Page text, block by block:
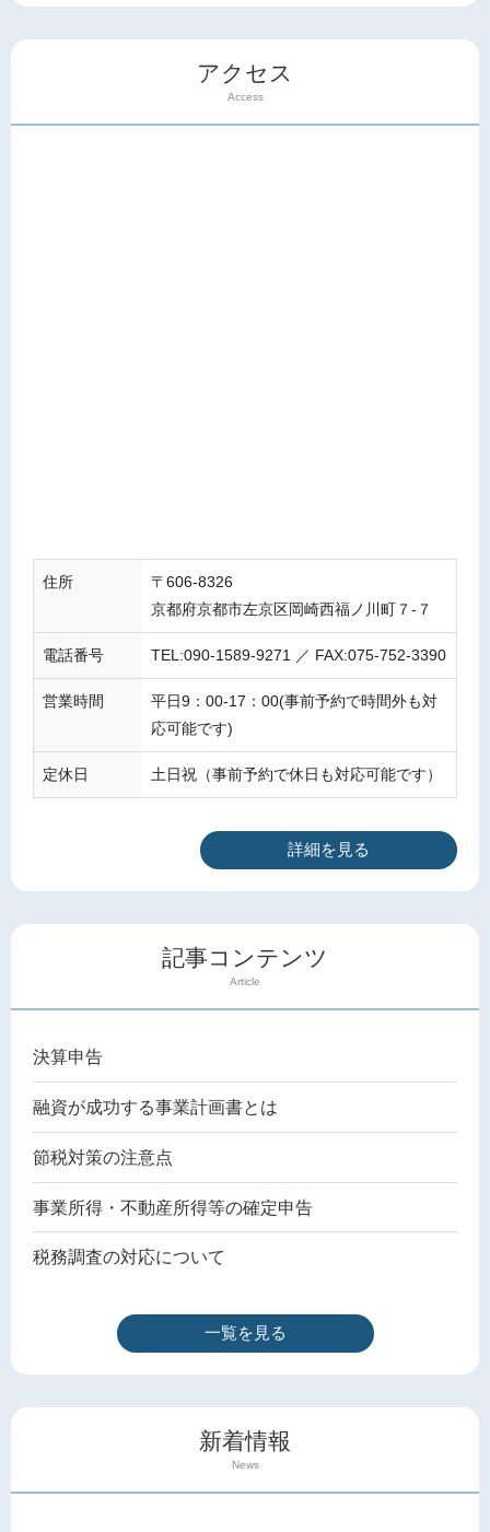
アクセス
Access
住所
〒606-8326
京都府京都市左京区岡崎西福ノ川町７-７
電話番号 TEL:090-1589-9271 ／ FAX:075-752-3390
営業時間
平日9：00-17：00(事前予約で時間外も対
応可能です)
定休日 土日祝（事前予約で休日も対応可能です）
詳細を見る
記事コンテンツ
Article
決算申告
融資が成功する事業計画書とは
節税対策の注意点
事業所得・不動産所得等の確定申告
税務調査の対応について
一覧を見る
新着情報
News